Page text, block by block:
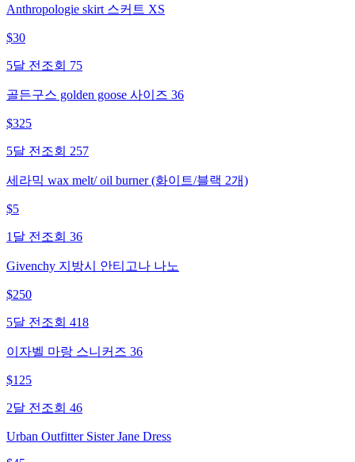
Anthropologie skirt 스커트 XS
$30
5달 전 조회 75
골든구스 golden goose 사이즈 36
$325
5달 전 조회 257
세라믹 wax melt/ oil burner (화이트/블랙 2개)
$5
1달 전 조회 36
Givenchy 지방시 안티고나 나노
$250
5달 전 조회 418
이자벨 마랑 스니커즈 36
$125
2달 전 조회 46
Urban Outfitter Sister Jane Dress